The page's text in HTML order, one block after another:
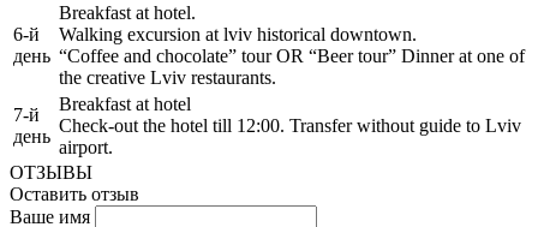
6-й
день
Breakfast at hotel.
Walking excursion at lviv historical downtown.
“Coffee and chocolate” tour OR “Beer tour” Dinner at one of
the creative Lviv restaurants.
7-й
день
Breakfast at hotel
Check-out the hotel till 12:00. Transfer without guide to Lviv
airport.
ОТЗЫВЫ
Оставить отзыв
Ваше имя